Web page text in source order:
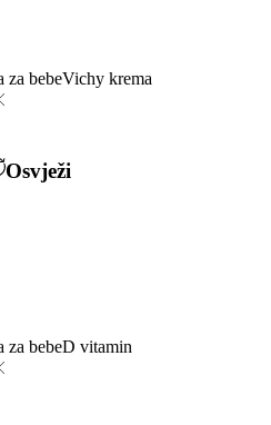
za bebeVichy krema
Osvježi
za bebeD vitamin